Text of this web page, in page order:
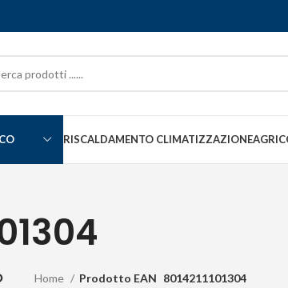
RISCALDAMENTO CLIMATIZZAZIONE
Home Prodotto EAN 8014211101304